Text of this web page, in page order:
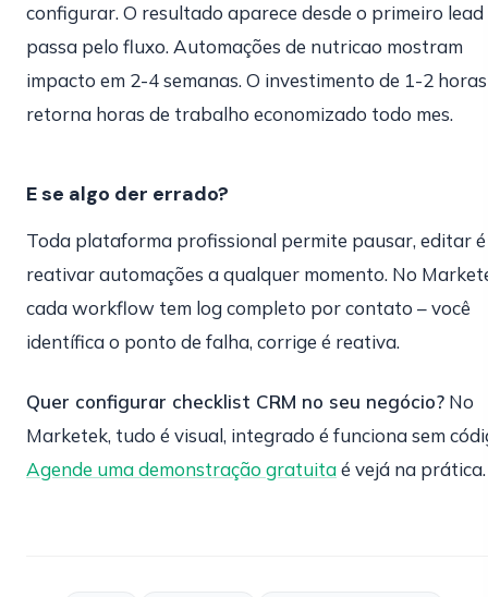
configurar. O resultado aparece desde o primeiro lead
passa pelo fluxo. Automações de nutricao mostram
impacto em 2-4 semanas. O investimento de 1-2 horas
retorna horas de trabalho economizado todo mes.
E se algo der errado?
Toda plataforma profissional permite pausar, editar é
reativar automações a qualquer momento. No
cada workflow tem log completo por contato – você
identífica o ponto de falha, corrige é reativa.
Quer configurar checklist CRM no seu negócio? No
Marketek, tudo é visual, integrado é funciona sem
Agende uma demonstração gratuitaé vejá na prática.